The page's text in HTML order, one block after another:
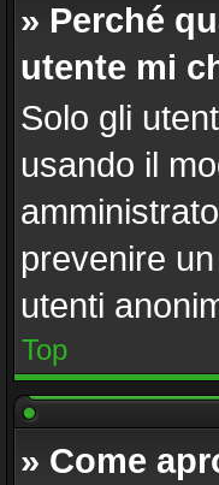
» Perché
utente mi
Solo gli
usando il
prevenire
utenti
Top
» Come